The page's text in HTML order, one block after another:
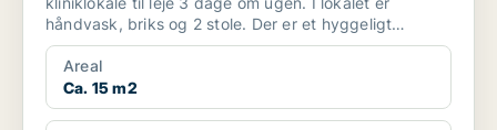
håndvask, briks og 2 stole. Der er et hyggeligt
venteområd...
Areal
Ca. 15 m2